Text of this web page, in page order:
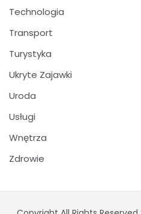
Technologia
Transport
Turystyka
Ukryte Zajawki
Uroda
Usługi
Wnętrza
Zdrowie